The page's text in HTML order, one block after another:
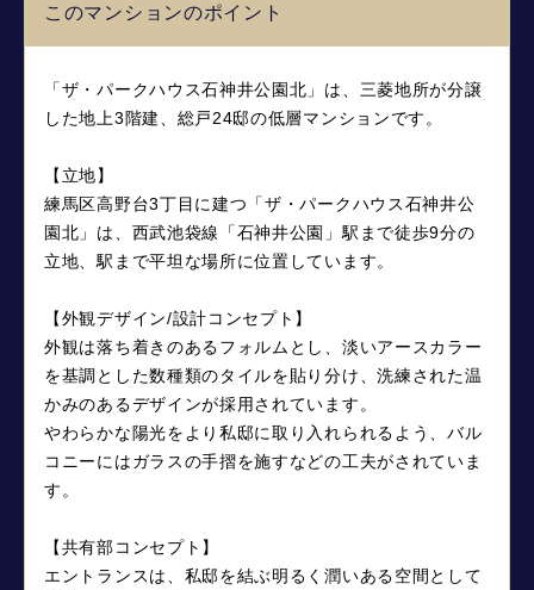
このマンションのポイント
「ザ・パークハウス石神井公園北」は、三菱地所が分譲
した地上3階建、総戸24邸の低層マンションです。
【立地】
練馬区高野台3丁目に建つ「ザ・パークハウス石神井公
園北」は、西武池袋線「石神井公園」駅まで徒歩9分の
立地、駅まで平坦な場所に位置しています。
【外観デザイン/設計コンセプト】
外観は落ち着きのあるフォルムとし、淡いアースカラー
を基調とした数種類のタイルを貼り分け、洗練された温
かみのあるデザインが採用されています。
やわらかな陽光をより私邸に取り入れられるよう、バル
コニーにはガラスの手摺を施すなどの工夫がされていま
す。
【共有部コンセプト】
エントランスは、私邸を結ぶ明るく潤いある空間として